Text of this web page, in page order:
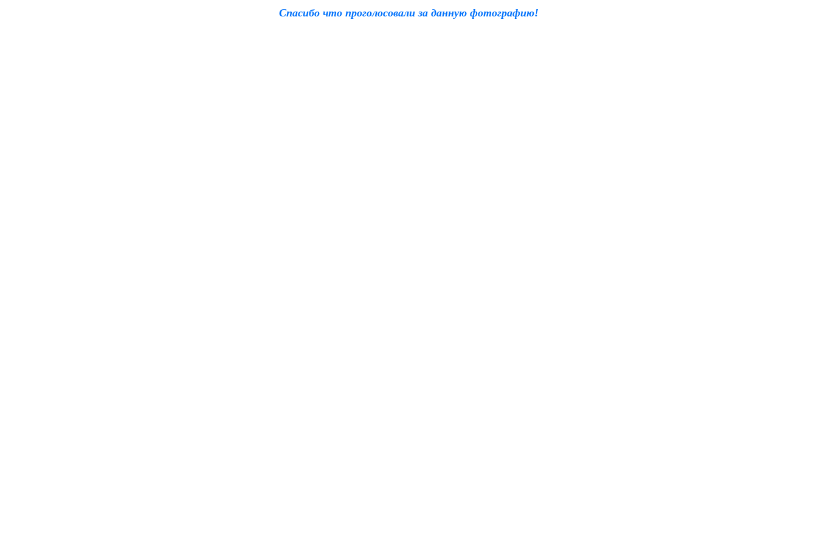
Спасибо что проголосовали за данную фотографию!